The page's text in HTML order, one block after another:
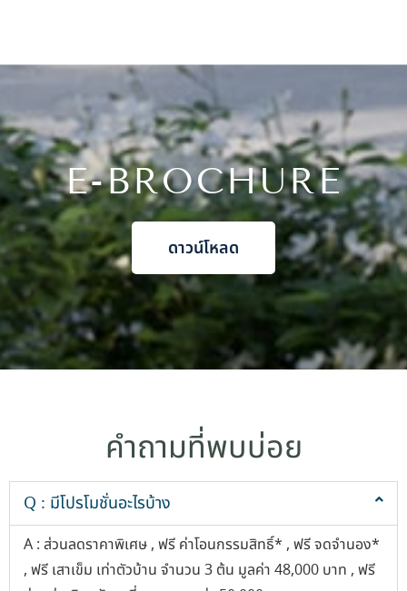
E-BROCHURE
ดาวน์โหลด
คำถามที่พบบ่อย
Q : มีโปรโมชั่นอะไรบ้าง
A : ส่วนลดราคาพิเศษ , ฟรี ค่าโอนกรรมสิทธิ์* , ฟรี จดจำนอง*
, ฟรี เสาเข็ม เท่าตัวบ้าน จำนวน 3 ต้น มูลค่า 48,000 บาท , ฟรี